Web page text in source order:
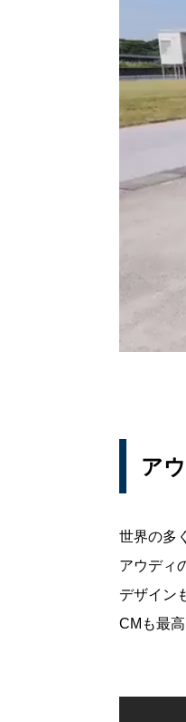
ア
世界の多
アウディ
デザイン
CMも最